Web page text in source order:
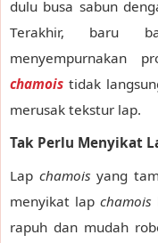
dulu busa sabun
Terakhir, baru
menyempurnakan
chamois tidak
merusak tekstur lap.
Tak Perlu Menyikat
Lap chamois yang
menyikat lap chamois
rapuh dan mudah